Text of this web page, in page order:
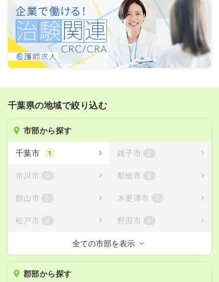
千葉県の地域で絞り込む
市部から探す
千葉市 1 銚子市 0
市川市 0 船橋市 0
館山市 0 木更津市 0
松戸市 0 野田市 0
成田市
全ての市部を表示
郡部から探す